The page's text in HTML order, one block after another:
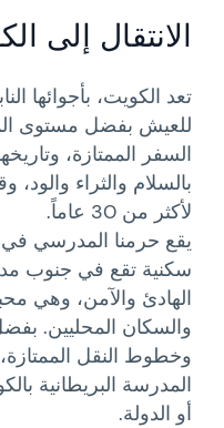
الانتقال إلى
تعد الكويت، بأجوائها
للعيش بفضل مستوى
السفر الممتازة،
بالسلام والثراء
لأكثر من 30 عاماً.
يقع حرمنا المدرسي
سكنية تقع في جنوب
الهادئ والآمن، وهي
والسكان المحليين.
وخطوط النقل
المدرسة البريطانية
أو الدولة.